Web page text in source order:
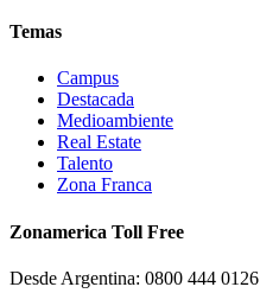
Temas
Campus
Destacada
Medioambiente
Real Estate
Talento
Zona Franca
Zonamerica Toll Free
Desde Argentina: 0800 444 0126